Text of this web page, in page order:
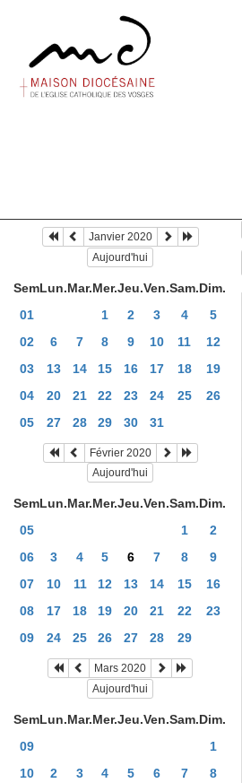
Janvier 2020
Aujourd'hui
SemLun.Mar.Mer.Jeu.Ven.Sam.Dim.
01
1 2 3 4
5
02
6 7 8 9 10 11
12
03
13 14 15 16 17 18
19
04
20 21 22 23 24 25
26
05
27 28 29 30 31
Février 2020
Aujourd'hui
SemLun.Mar.Mer.Jeu.Ven.Sam.Dim.
05
1
2
06
3 4 5 6 7 8
9
07
10 11 12 13 14 15
16
08
17 18 19 20 21 22
23
09
24 25 26 27 28 29
Mars 2020
Aujourd'hui
SemLun.Mar.Mer.Jeu.Ven.Sam.Dim.
09
1
10
2 3 4 5 6 7
8